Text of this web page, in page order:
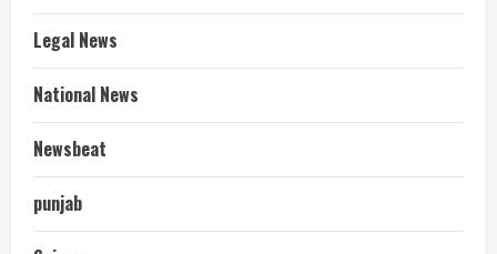
Legal News
National News
Newsbeat
punjab